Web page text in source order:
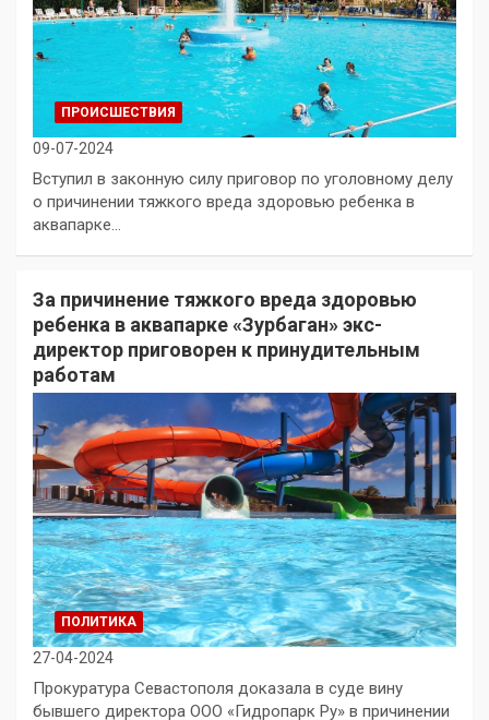
ПРОИСШЕСТВИЯ
09-07-2024
Вступил в законную силу приговор по уголовному делу
о причинении тяжкого вреда здоровью ребенка в
аквапарке…
За причинение тяжкого вреда здоровью
ребенка в аквапарке «Зурбаган» экс-
директор приговорен к принудительным
работам
ПОЛИТИКА
27-04-2024
Прокуратура Севастополя доказала в суде вину
бывшего директора ООО «Гидропарк Ру» в причинении